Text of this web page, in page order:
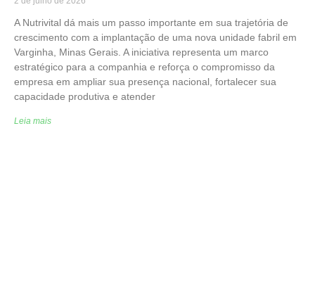
A Nutrivital dá mais um passo importante em sua trajetória de
crescimento com a implantação de uma nova unidade fabril em
Varginha, Minas Gerais. A iniciativa representa um marco
estratégico para a companhia e reforça o compromisso da
empresa em ampliar sua presença nacional, fortalecer sua
capacidade produtiva e atender
Leia mais